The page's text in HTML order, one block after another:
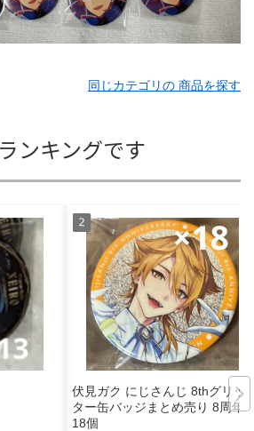
同じカテゴリの 商品を探す
ンキングです
伏見ガク にじさんじ 8thグリッ
ター缶バッジまとめ売り 8周年
18個